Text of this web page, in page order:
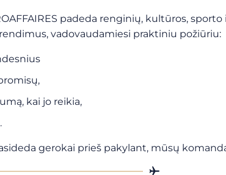
padeda renginių, kultūros,
vadovaudamiesi praktiniu požiūriu:
kai jo reikia,
gerokai prieš pakylant, mūsų